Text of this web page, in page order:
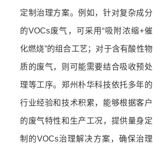
定制治理方案。例如，针对复杂成分
的VOCs废气，可采用“吸附浓缩+催
化燃烧”的组合工艺；对于含有酸性物
质的废气，则可能需要结合吸收预处
理等工序。郑州朴华科技依托多年的
行业经验和技术积累，能够根据客户
的废气特性和生产工况，提供量身定
制的VOCs治理解决方案，确保治理